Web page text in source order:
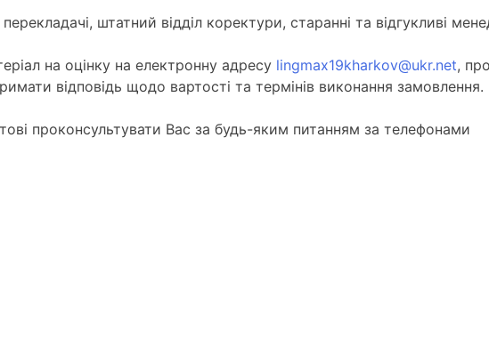
штатний відділ коректури, старанні та відгукливі
на оцінку на електронну адресу lingmax19kharkov@ukr.net,
відповідь щодо вартості та термінів виконання замовлення.
проконсультувати Вас за будь-яким питанням за телефонами